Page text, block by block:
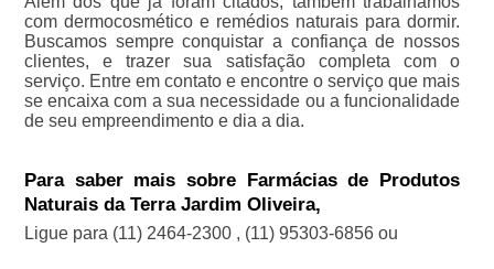
com dermocosmético e remédios naturais para dormir.
Buscamos sempre conquistar a confiança de nossos
clientes, e trazer sua satisfação completa com o
serviço. Entre em contato e encontre o serviço que mais
se encaixa com a sua necessidade ou a funcionalidade
de seu empreendimento e dia a dia.
Para saber mais sobre Farmácias de Produtos
Naturais da Terra Jardim Oliveira,
Ligue para (11) 2464-2300 , (11) 95303-6856 ou